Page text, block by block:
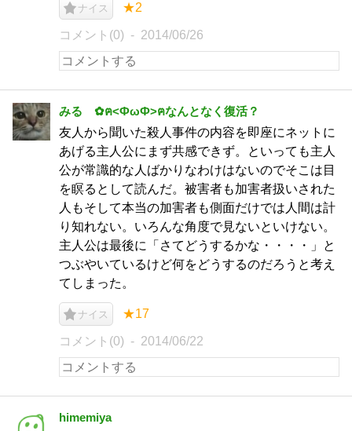
ナイス ★2
コメント(0) 2014/06/26
みる ✿ฅ<ФωФ>ฅなんとなく復活？
友人から聞いた殺人事件の内容を即座にネットに
あげる主人公にまず共感できず。といっても主人
公が常識的な人ばかりなわけはないのでそこは目
を瞑るとして読んだ。被害者も加害者扱いされた
人もそして本当の加害者も側面だけでは人間は計
り知れない。いろんな角度で見ないといけない。
主人公は最後に「さてどうするかな・・・・」と
つぶやいているけど何をどうするのだろうと考え
てしまった。
ナイス ★17
コメント(0) 2014/06/22
himemiya